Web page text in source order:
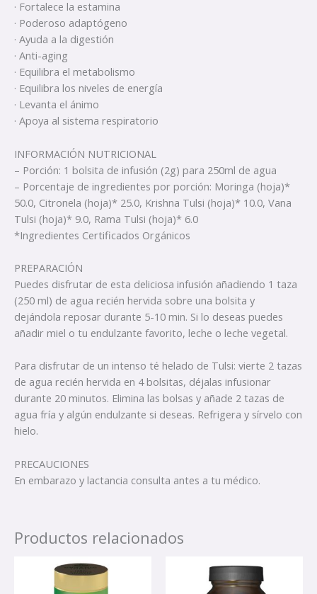
· Fortalece la estamina
· Poderoso adaptógeno
· Ayuda a la digestión
· Anti-aging
· Equilibra el metabolismo
· Equilibra los niveles de energía
· Levanta el ánimo
· Apoya al sistema respiratorio
INFORMACIÓN NUTRICIONAL
– Porción: 1 bolsita de infusión (2g) para 250ml de agua
– Porcentaje de ingredientes por porción: Moringa (hoja)*
50.0, Citronela (hoja)* 25.0, Krishna Tulsi (hoja)* 10.0, Vana
Tulsi (hoja)* 9.0, Rama Tulsi (hoja)* 6.0
*Ingredientes Certificados Orgánicos
PREPARACIÓN
Puedes disfrutar de esta deliciosa infusión añadiendo 1 taza
(250 ml) de agua recién hervida sobre una bolsita y
dejándola reposar durante 5-10 min. Si lo deseas puedes
añadir miel o tu endulzante favorito, leche o leche vegetal.
Para disfrutar de un intenso té helado de Tulsi: vierte 2 tazas
de agua recién hervida en 4 bolsitas, déjalas infusionar
durante 20 minutos. Elimina las bolsas y añade 2 tazas de
agua fría y algún endulzante si deseas. Refrigera y sírvelo con
hielo.
PRECAUCIONES
En embarazo y lactancia consulta antes a tu médico.
Productos relacionados